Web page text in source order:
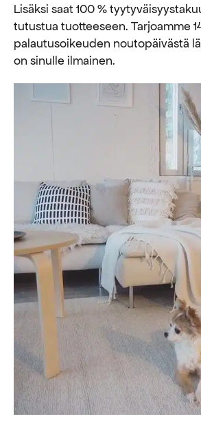
Lisäksi saat 100 %
tutustua tuotteeseen. Tarjoamme
palautusoikeuden noutopäivästä
on sinulle ilmainen.